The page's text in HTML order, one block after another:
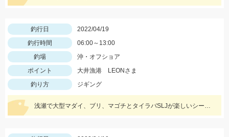
釣行日
2022/04/19
釣行時間
06:00～13:00
釣場
沖・オフショア
ポイント
大井漁港 LEONさま
釣り方
ジギング
浅瀬で大型マダイ、ブリ、マゴチとタイラバSLJが楽しいシーズン！